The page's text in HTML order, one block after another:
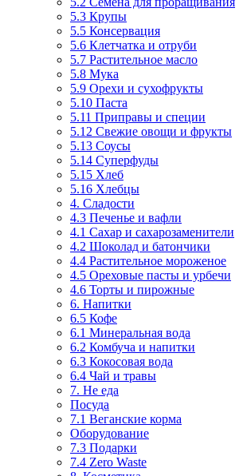
5.3 Крупы
5.5 Консервация
5.6 Клетчатка и отруби
5.7 Растительное масло
5.8 Мука
5.9 Орехи и сухофрукты
5.10 Паста
5.11 Приправы и специи
5.12 Свежие овощи и фрукты
5.13 Соусы
5.14 Суперфуды
5.15 Хлеб
5.16 Хлебцы
4. Сладости
4.3 Печенье и вафли
4.1 Сахар и сахарозаменители
4.2 Шоколад и батончики
4.4 Растительное мороженое
4.5 Ореховые пасты и урбечи
4.6 Торты и пирожные
6. Напитки
6.5 Кофе
6.1 Минеральная вода
6.2 Комбуча и напитки
6.3 Кокосовая вода
6.4 Чай и травы
7. Не еда
Посуда
7.1 Веганские корма
Оборудование
7.3 Подарки
7.4 Zero Waste